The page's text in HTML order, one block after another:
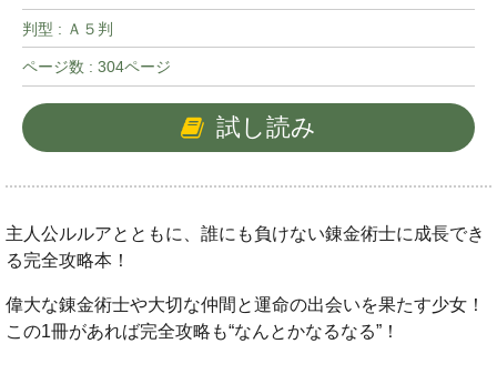
判型 : Ａ５判
ページ数 : 304ページ
試し読み
主人公ルルアとともに、誰にも負けない錬金術士に成長でき
る完全攻略本！
偉大な錬金術士や大切な仲間と運命の出会いを果たす少女！
この1冊があれば完全攻略も“なんとかなるなる”！